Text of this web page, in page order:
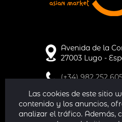
Las cookies de este sitio
contenido y los anuncios,
analizar el tráfico. Además,
Avenida de la
27003 Lugo -
(+34) 982 252